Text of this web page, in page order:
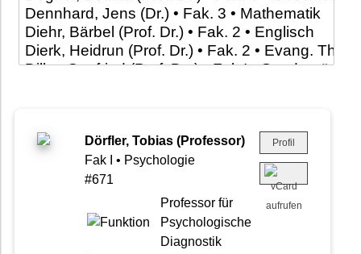
Dörfler, Tobias (Professor)
Fak I • Psychologie
#671
Professor für
Psychologische
Diagnostik
Profil